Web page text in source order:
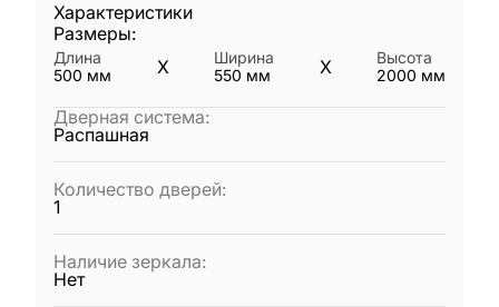
Характеристики
Размеры:
Длина
500 мм X
Ширина
550 мм X
Высота
2000 мм
Дверная система:
Распашная
Количество дверей:
1
Наличие зеркала:
Нет